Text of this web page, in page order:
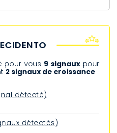
pour vous 9 signauxpour
2 signaux de croissance
détecté)
détectés)